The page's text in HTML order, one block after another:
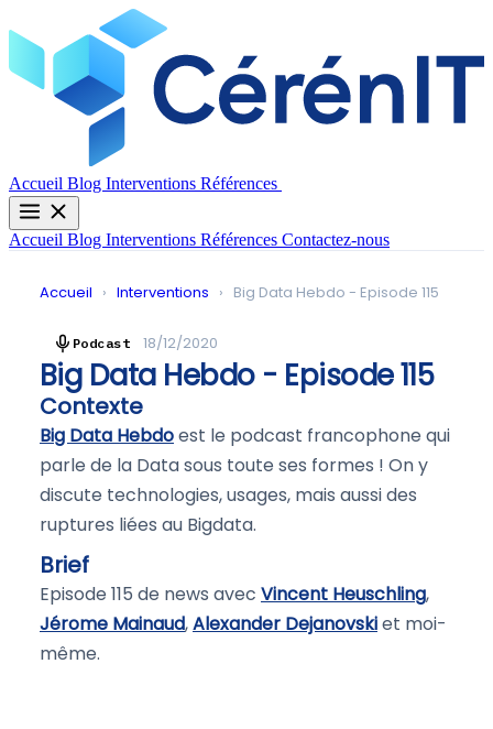
Accueil Blog Interventions Références
Accueil Blog Interventions Références Contactez-nous
Accueil › Interventions › Big Data Hebdo - Episode 115
Podcast 18/12/2020
Big Data Hebdo - Episode 115
Contexte
Big Data Hebdoest le podcast francophone qui
parle de la Data sous toute ses formes ! On y
discute technologies, usages, mais aussi des
ruptures liées au Bigdata.
Brief
Episode 115 de news avec Vincent Heuschling,
Jérome Mainaud,Alexander Dejanovskiet moi-
même.